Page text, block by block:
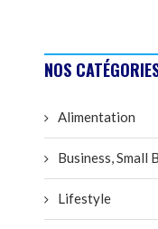
NOS
Alimentation
Business, Small
Lifestyle